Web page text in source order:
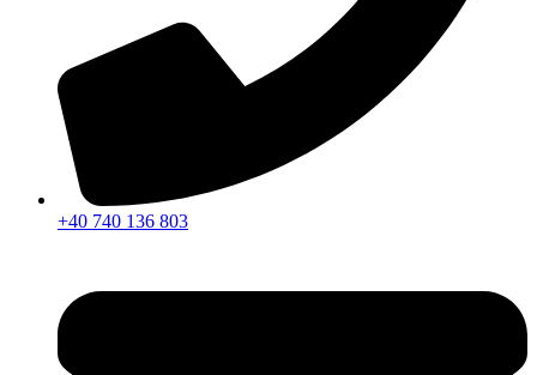
+40 740 136 803